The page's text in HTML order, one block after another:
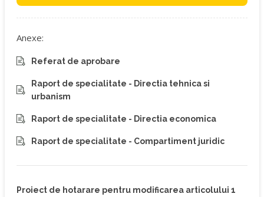
Anexe:
Referat de aprobare
Raport de specialitate - Directia tehnica si
urbanism
Raport de specialitate - Directia economica
Raport de specialitate - Compartiment juridic
Proiect de hotarare pentru modificarea articolului 1